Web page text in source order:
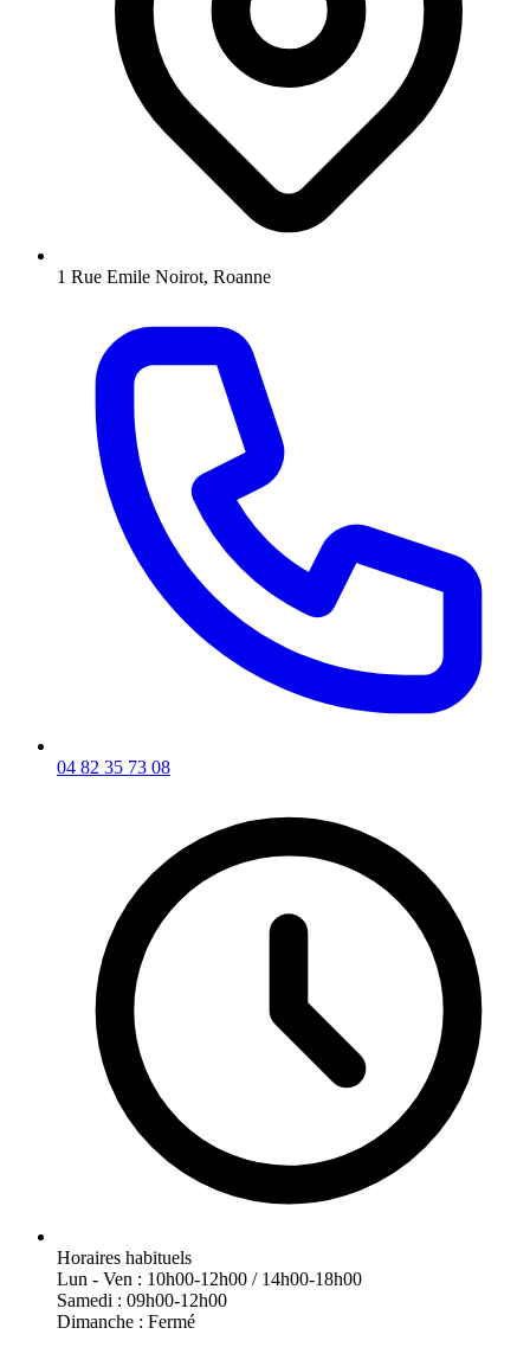
1 Rue Emile Noirot, Roanne
04 82 35 73 08
Horaires habituels
Lun - Ven : 10h00-12h00 / 14h00-18h00
Samedi : 09h00-12h00
Dimanche : Fermé